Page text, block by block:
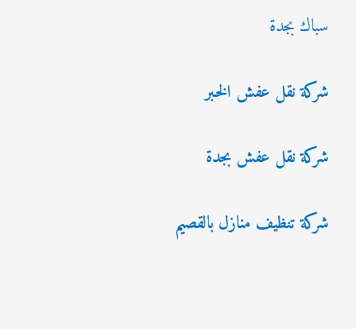
سباك بجدة
شركة نقل عفش الخبر
شركة نقل عفش بجدة
شركة تنظيف منازل بالقصيم